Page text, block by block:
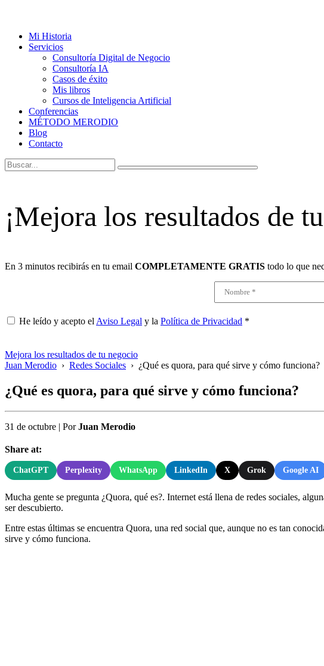
Mi Historia
Servicios
Consultoría Digital de Negocio
Consultoría IA
Casos de éxito
Mis libros
Cursos de Inteligencia Artificial
Conferencias
MÉTODO MERODIO
Blog
Contacto
¡Mejora los resultados de
En 3 minutos recibirás en tu email COMPLETAMENTE GRATIS todo lo que
He leído y acepto el Aviso Legal y la Política de Privacidad *
Mejora los resultados de tu negocio
Juan Merodio › Redes Sociales › ¿Qué es quora, para qué sirve y cómo funciona?
¿Qué es quora, para qué sirve y cómo funciona?
31 de octubre | PorJuan Merodio
Share at:
ChatGPT Perplexity WhatsApp LinkedIn X Grok Google AI
Mucha gente se pregunta ¿Quora, qué es?. Internet está llena de redes sociales,
ser descubierto.
Entre estas últimas se encuentra Quora, una red social que, aunque no es tan
sirve y cómo funciona.